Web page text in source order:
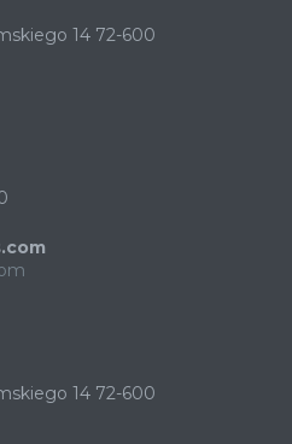
14 72-600
14 72-600